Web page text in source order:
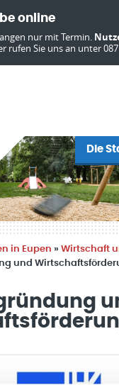
online
nur mit Termin.
rufen Sie uns an unter 087
Die
in Eupen » Wirtschaft
und